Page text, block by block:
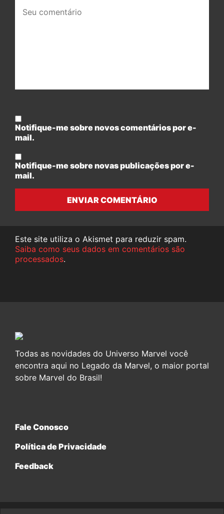
comentário:
Notifique-me sobre novos comentários por e-
mail.
Notifique-me sobre novas publicações por e-
mail.
ENVIAR COMENTÁRIO
Este site utiliza o Akismet para reduzir spam.
Saiba como seus dados em comentários são
processados.
Todas as novidades do Universo Marvel você
encontra aqui no Legado da Marvel, o maior portal
sobre Marvel do Brasil!
Fale Conosco
Política de Privacidade
Feedback